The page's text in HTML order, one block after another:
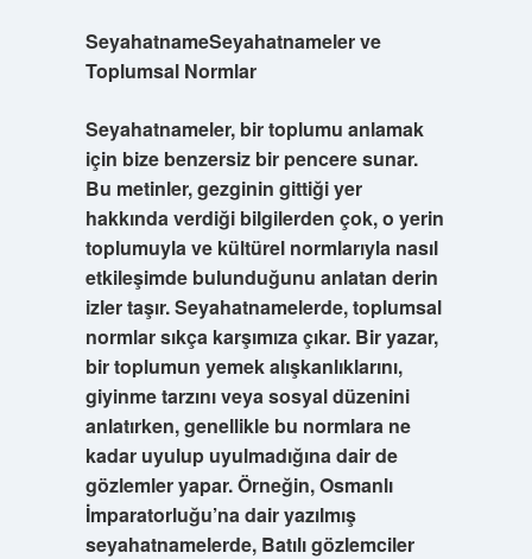
SeyahatnameSeyahatnameler ve
Toplumsal Normlar
Seyahatnameler, bir toplumu anlamak
için bize benzersiz bir pencere sunar.
Bu metinler, gezginin gittiği yer
hakkında verdiği bilgilerden çok, o yerin
toplumuyla ve kültürel normlarıyla nasıl
etkileşimde bulunduğunu anlatan derin
izler taşır. Seyahatnamelerde, toplumsal
normlar sıkça karşımıza çıkar. Bir yazar,
bir toplumun yemek alışkanlıklarını,
giyinme tarzını veya sosyal düzenini
anlatırken, genellikle bu normlara ne
kadar uyulup uyulmadığına dair de
gözlemler yapar. Örneğin, Osmanlı
İmparatorluğu’na dair yazılmış
seyahatnamelerde, Batılı gözlemciler